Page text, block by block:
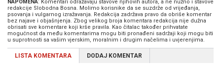
NAPOMENA: Komentari odražavaju stavove njihovih autora, a ne nužno i stavove
redakcije Slobodna Bosna. Molimo korisnike da se suzdrže od vrijeđanja,
psovanja i vulgarnog izražavanja. Redakcija zadržava pravo da obriše komentar
bez najave i objašnjenja. Zbog velikog broja komentara redakcija nije dužna
obrisati sve komentare koji krše pravila. Kao čitalac također prihvatate
mogućnost da među komentarima mogu biti pronađeni sadržaji koji mogu biti
u suprotnosti sa vašim vjerskim, moralnim i drugim načelima i uvjerenjima.
LISTA KOMENTARA DODAJ KOMENTAR